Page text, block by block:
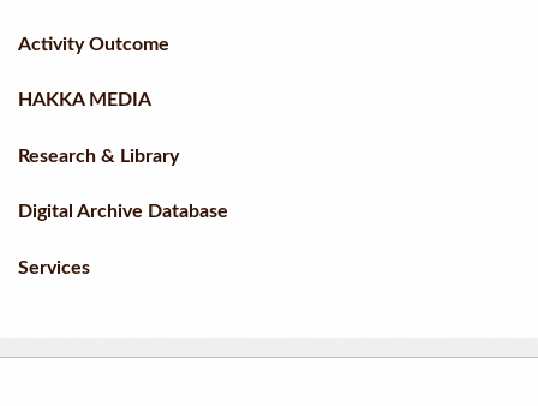
Activity Outcome
HAKKA MEDIA
Research & Library
Digital Archive Database
Services